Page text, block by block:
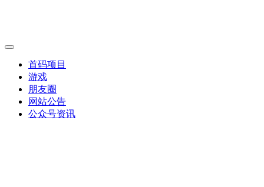
首码项目
游戏
朋友圈
网站公告
公众号资讯